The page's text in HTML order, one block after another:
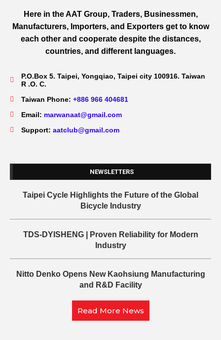
Here in the AAT Group, Traders, Businessmen,
Manufacturers, Importers, and Exporters get to know
each other and cooperate despite the distances,
countries, and different languages.
P.O.Box 5. Taipei, Yongqiao, Taipei city 100916. Taiwan
R .O. C.
Taiwan Phone: +886 966 404681
Email: marwanaat@gmail.com
Support: aatclub@gmail.com
NEWSLETTERS
Taipei Cycle Highlights the Future of the Global
Bicycle Industry
TDS-DYISHENG | Proven Reliability for Modern
Industry
Nitto Denko Opens New Kaohsiung Manufacturing
and R&D Facility
Read More News